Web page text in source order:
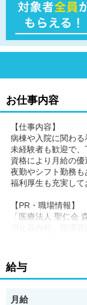
お仕事内容
【仕事内容】
病棟や入院に関わる
未経験者も歓迎で、
資格により月給の優
夜勤やシフト勤務も
福利厚生も充実して
【PR・職場情報】
「医療法人 聖仁会
消化器内科、循環
います。
未経験者も安心して
ご応募お待ちしてい
給与
月給